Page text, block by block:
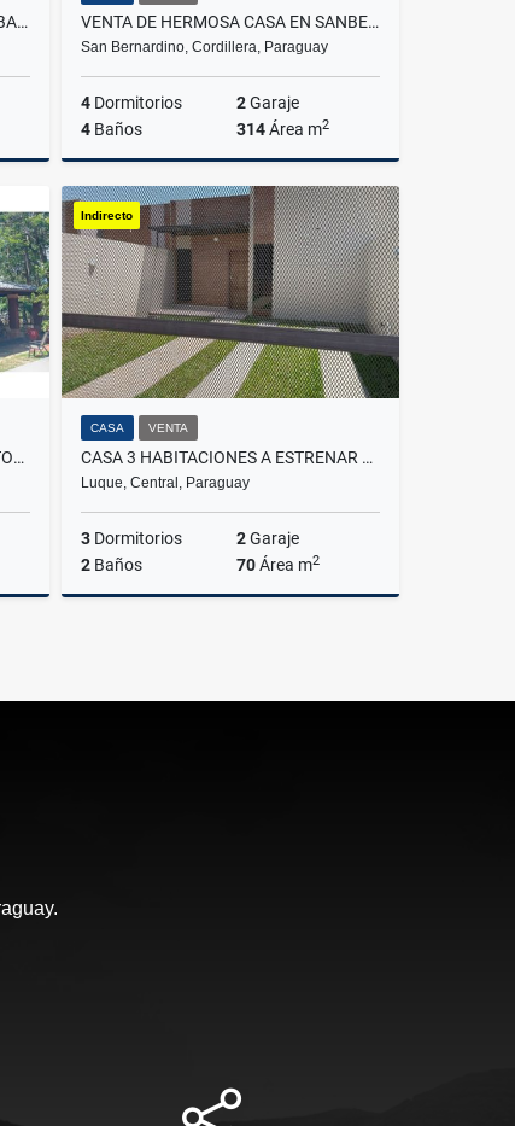
VENDO HERMOSA RESIDENCIA EN BARRIO MCAL ESTIGARRIBIA VENTA DE HERMOSA CASA EN SANBER - HORIZON HOME
San Bernardino, Cordillera, Paraguay
4Dormitorios 2Garaje
4Baños 314Área m2
Venta
US$360,000
CASA EN URBANIZACION 4 DORMITORIOS EN SAN BERNARDINO
Indirecto
CASA VENTA
CASA 3 HABITACIONES A ESTRENAR EN LUQUE MORA CUÉ
Luque, Central, Paraguay
3Dormitorios 2Garaje
2Baños 70Área m2